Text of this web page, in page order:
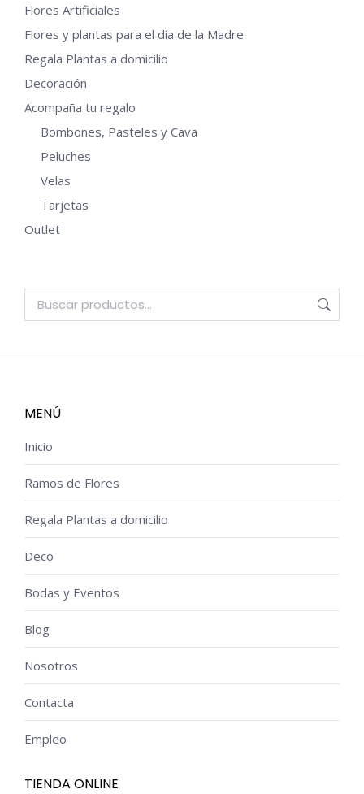
Flores Artificiales
Flores y plantas para el día de la Madre
Regala Plantas a domicilio
Decoración
Acompaña tu regalo
Bombones, Pasteles y Cava
Peluches
Velas
Tarjetas
Outlet
MENÚ
Inicio
Ramos de Flores
Regala Plantas a domicilio
Deco
Bodas y Eventos
Blog
Nosotros
Contacta
Empleo
TIENDA ONLINE